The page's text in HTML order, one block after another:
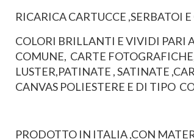
RICARICA CARTUCCE ,SERBATOI E
COLORI BRILLANTI E VIVIDI PARI
COMUNE, CARTE
LUSTER,PATINATE , SATINATE
CANVAS POLIESTERE E DI TIPO
PRODOTTO IN ITALIA ,CON